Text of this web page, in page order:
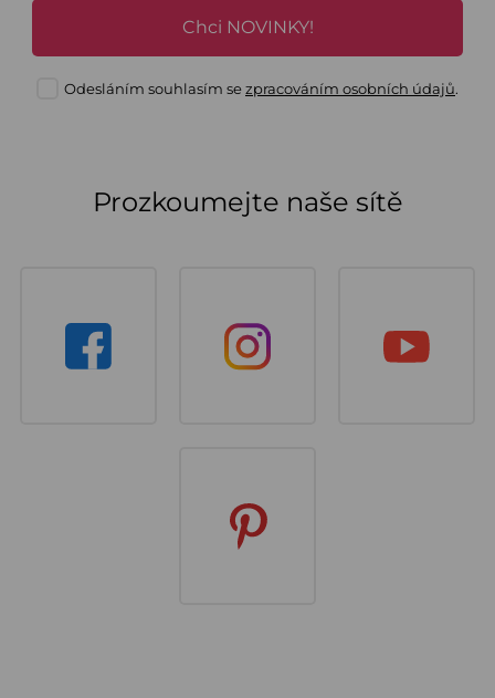
Chci NOVINKY!
Odesláním souhlasím sezpracováním osobních údajů.
Prozkoumejte naše sítě